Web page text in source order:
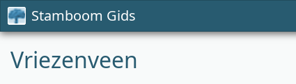
Stamboom Gids
Vriezenveen